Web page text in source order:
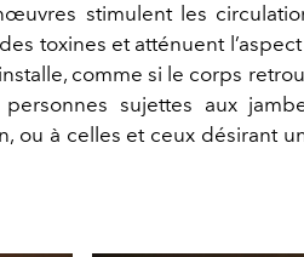
stimulent les
toxines et atténuent
comme si le corps
sujettes aux
ou à celles et ceux désirant